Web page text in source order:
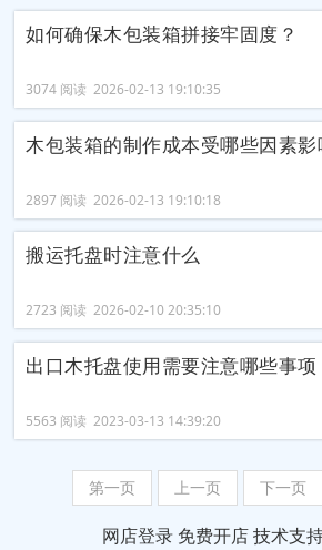
如何确保木包装箱拼接牢固度？
3074 阅读 2026-02-13 19:10:35
木包装箱的制作成本受哪些因素影
2897 阅读 2026-02-13 19:10:18
搬运托盘时注意什么
2723 阅读 2026-02-10 20:35:10
出口木托盘使用需要注意哪些事项
5563 阅读 2023-03-13 14:39:20
第一页 上一页 下一页
网店登录 免费开店技术支